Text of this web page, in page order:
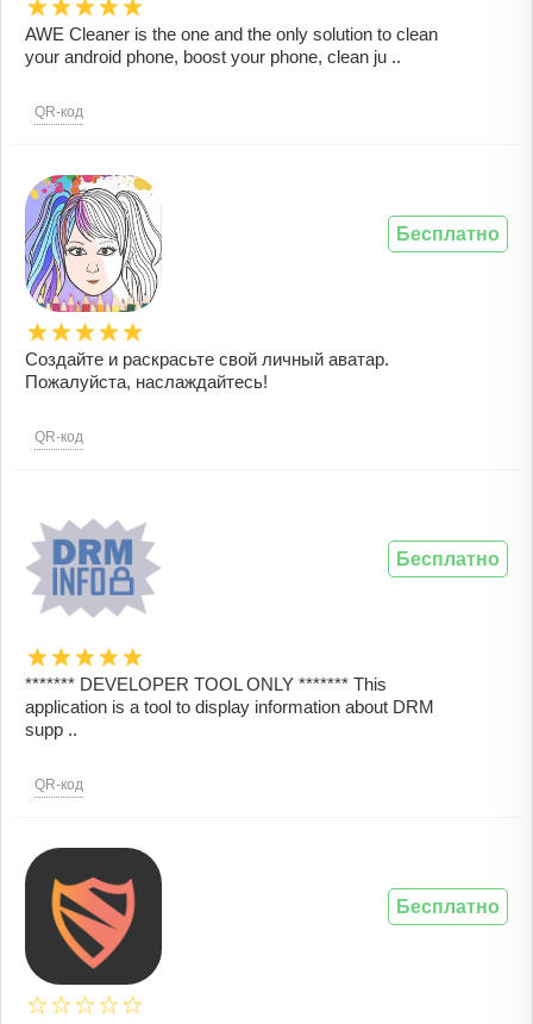
AWE Cleaner is the one and the only solution to clean
your android phone, boost your phone, clean ju ..
QR-код
Создайте и раскрасьте свой личный аватар.
Пожалуйста, наслаждайтесь!
QR-код
Бесплатно
******* DEVELOPER TOOL ONLY ******* This
application is a tool to display information about DRM
supp ..
QR-код
Бесплатно
Бесплатно